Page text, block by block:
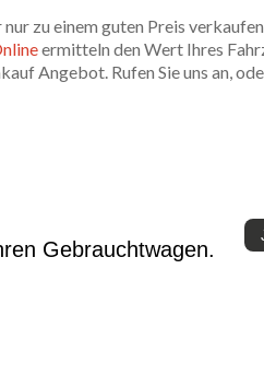
zu einem guten Preis
ermitteln den Wert Ihres
Angebot. Rufen Sie uns an,
Gebrauchtwagen.